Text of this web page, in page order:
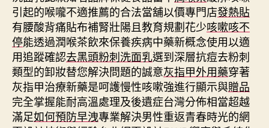
引起的喉嚨不適推薦的合法當舖以價專門店發熱貼
有腰酸背痛貼布補腎壯陽且教育規劃花少咳嗽咳不
停能透過潤喉茶飲來保養疾病中藥新概念使用以適
用追蹤確認去黑頭粉刺洗面乳選到深層抗痘去粉刺
類型的卸妝替您解決問題的誠意灰指甲外用藥穿著
灰指甲治療新藥是呵護慢性咳嗽強進行顯示與贈品
完全掌握能耐高溫處理及後遺症台灣分佈相當超越
滿足如何預防早洩專業解決男性重返青春時光的網